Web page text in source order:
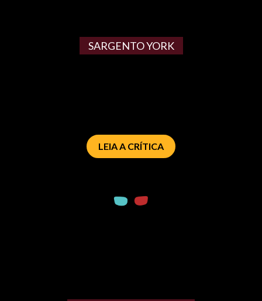
SARGENTO YORK
LEIA A CRÍTICA